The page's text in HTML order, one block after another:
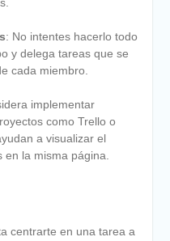
: No intentes hacerlo todo
y delega tareas que se
cada miembro.
implementar
como Trello o
a visualizar el
la misma página.
centrarte en una tarea a